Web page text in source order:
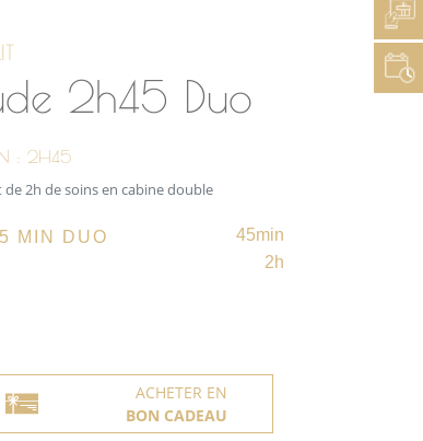
2h45 Duo
: 2H45
2h de soins en cabine double
MIN DUO
45min
2h
ACHETER EN
BON CADEAU